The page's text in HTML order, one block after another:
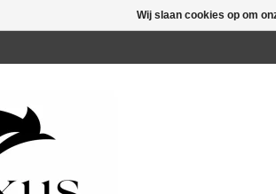
Wij slaan cookies op om